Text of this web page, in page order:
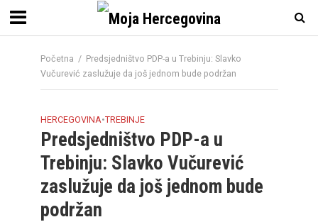
Početna / Predsjedništvo PDP-a u Trebinju: Slavko
Vučurević zaslužuje da još jednom bude podržan
HERCEGOVINA•TREBINJE
Predsjedništvo PDP-a u
Trebinju: Slavko Vučurević
zaslužuje da još jednom bude
podržan